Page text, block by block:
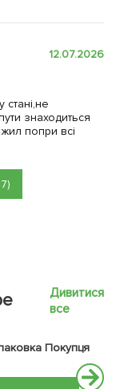
12.07.2026
знаходиться
попри всі
Дивитися
все
Покупця